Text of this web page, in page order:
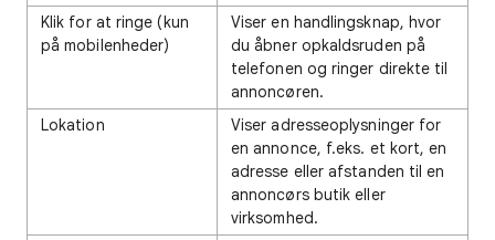
Klik for at ringe (kun
på mobilenheder)
Viser en handlingsknap, hvor
du åbner opkaldsruden på
telefonen og ringer direkte til
annoncøren.
Lokation
Viser adresseoplysninger for
en annonce, f.eks. et kort, en
adresse eller afstanden til en
annoncørs butik eller
virksomhed.